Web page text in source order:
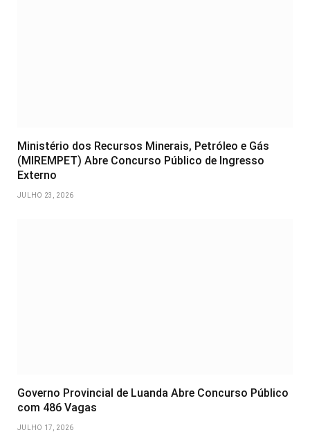
Ministério dos Recursos Minerais, Petróleo e Gás
(MIREMPET) Abre Concurso Público de Ingresso
Externo
JULHO 23, 2026
Governo Provincial de Luanda Abre Concurso Público
com 486 Vagas
JULHO 17, 2026